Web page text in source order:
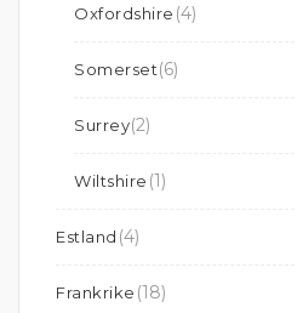
Oxfordshire (4)
Somerset(6)
Surrey(2)
Wiltshire (1)
Estland (4)
Frankrike (18)